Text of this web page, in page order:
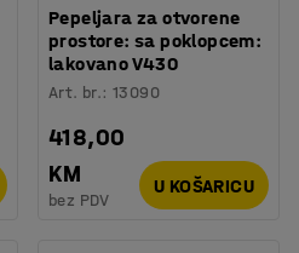
Pepeljara za otvorene
prostore: sa poklopcem:
lakovano V430
Art. br.:13090
418,00
KM
bez PDV
U KOŠARICU